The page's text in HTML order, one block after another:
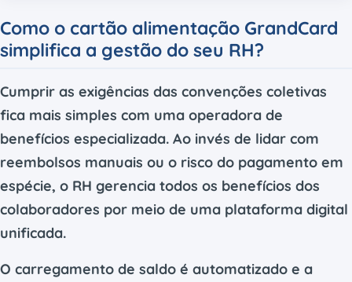
Como o cartão alimentação GrandCard
simplifica a gestão do seu RH?
Cumprir as exigências das convenções coletivas
fica mais simples com uma operadora de
benefícios especializada. Ao invés de lidar com
reembolsos manuais ou o risco do pagamento em
espécie, o RH gerencia todos os benefícios dos
colaboradores por meio de uma plataforma digital
unificada.
O carregamento de saldo é automatizado e a